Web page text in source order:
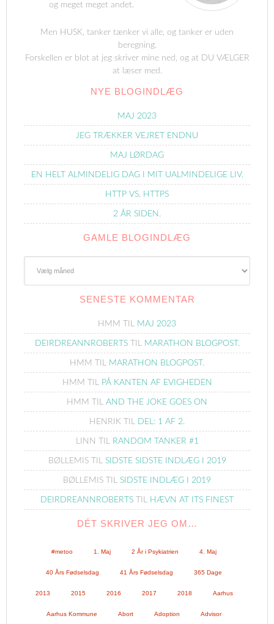
og meget meget andet.
Men HUSK, tanker tænker vi alle, og tanker er uden
beregning.
Forskellen er blot at jeg skriver mine ned, og at DU VÆLGER
at læser med.
NYE BLOGINDLÆG
MAJ 2023
JEG TRÆKKER VEJRET ENDNU
MAJ LØRDAG
EN HELT ALMINDELIG DAG I MIT UALMINDELIGE LIV.
HTTP VS. HTTPS
2 ÅR SIDEN.
GAMLE BLOGINDLÆG
SENESTE KOMMENTAR
HMM TIL MAJ 2023
DEIRDREANNROBERTSTIL MARATHON BLOGPOST.
HMM TIL MARATHON BLOGPOST.
HMM TIL PÅ KANTEN AF EVIGHEDEN
HMM TIL AND THE JOKE GOES ON
HENRIK TIL DEL: 1 AF 2.
LINN TIL RANDOM TANKER #1
BØLLEMISTIL SIDSTE SIDSTE INDLÆG I 2019
BØLLEMIS TIL SIDSTE INDLÆG I 2019
DEIRDREANNROBERTS TIL HÆVN AT ITS FINEST
DÉT SKRIVER JEG OM…
#metoo 1. Maj 2 År i Psykiatrien 4. Maj
40 Års Fødselsdag 41 Års Fødselsdag 365 Dage
2013 2015 2016 2017 2018 Aarhus
Aarhus Kommune Abort Adoption Advisor